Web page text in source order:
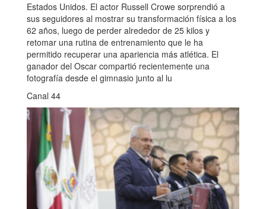
Estados Unidos. El actor Russell Crowe sorprendió a
sus seguidores al mostrar su transformación física a los
62 años, luego de perder alrededor de 25 kilos y
retomar una rutina de entrenamiento que le ha
permitido recuperar una apariencia más atlética. El
ganador del Oscar compartió recientemente una
fotografía desde el gimnasio junto al lu
Canal 44